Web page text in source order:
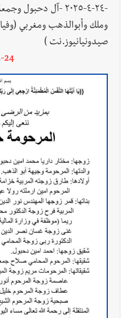
-٢٤-٤-٢٠٢٥ -آل
وملك وأبوالذهب ومغربي
صيدونيانيوز.نت )
24